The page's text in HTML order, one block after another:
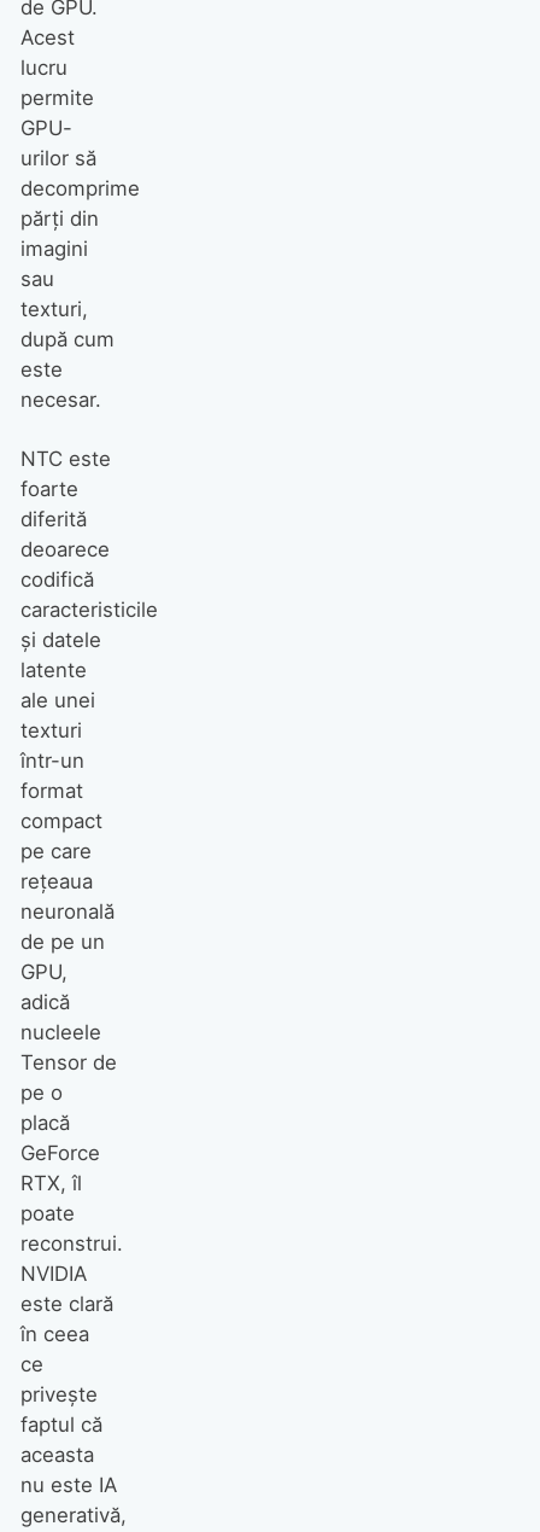
de GPU.
Acest
lucru
permite
GPU-
urilor să
decomprime
părți din
imagini
sau
texturi,
după cum
este
necesar.
NTC este
foarte
diferită
deoarece
codifică
caracteristicile
și datele
latente
ale unei
texturi
într-un
format
compact
pe care
rețeaua
neuronală
de pe un
GPU,
adică
nucleele
Tensor de
pe o
placă
GeForce
RTX, îl
poate
reconstrui.
NVIDIA
este clară
în ceea
ce
privește
faptul că
aceasta
nu este IA
generativă,